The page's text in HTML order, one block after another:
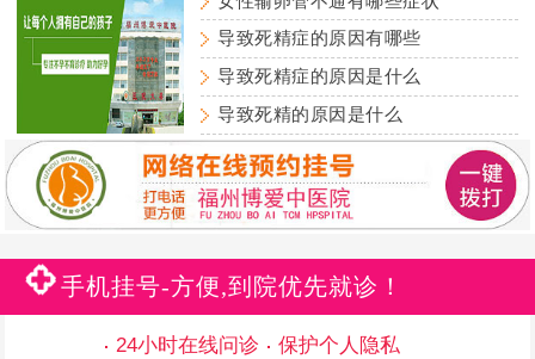
导致死精症的原因有哪些
导致死精症的原因是什么
导致死精的原因是什么
手机挂号-方便,到院优先就诊！
24小时在线问诊
保护个人隐私